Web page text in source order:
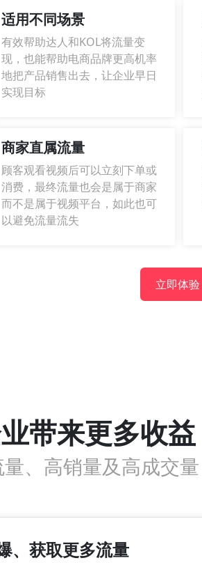
适用不同场景
有效帮助达人和KOL将流量变
现，也能帮助电商品牌更高机率
地把产品销售出去，让企业早日
实现目标
商家直属流量
顾客观看视频后可以立刻下单或
消费，最终流量也会是属于商家
而不是属于视频平台，如此也可
以避免流量流失
立即体验
带来更多收益
、高销量及高成交量
、获取更多流量